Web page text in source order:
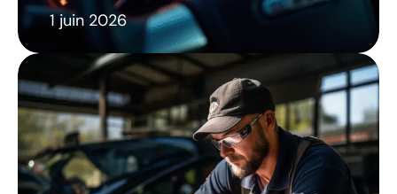
1 juin 2026